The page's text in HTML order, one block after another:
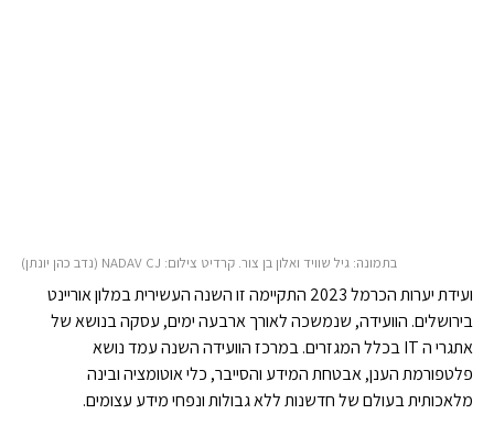
בתמונה: גיל שוויד ואלון בן צור. קרדיט צילום: NADAV CJ (נדב כהן יונתן)
ועידת יערות הכרמל 2023 התקיימה זו השנה העשירית במלון אוריינט
בירושלים. הוועידה, שנמשכה לאורך ארבעה ימים, עסקה בנושא של
אתגרי ה IT בכלל המגזרים. במרכז הוועידה השנה עמד נושא
פלטפורמת הענן, אבטחת המידע והסייבר, כלי אוטומציה ובינה
מלאכותית בעולם של חדשנות ללא גבולות ונפחי מידע עצומים.